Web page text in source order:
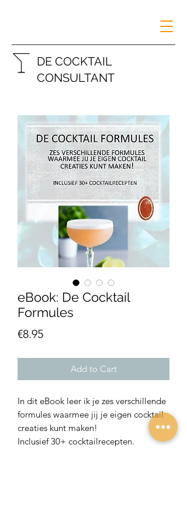
DE COCKTAIL
CONSULTANT
eBook: De Cocktail
Formules
€8.95Price
Add to Cart
In dit eBook leer ik je zes verschillende
formules waarmee jij je eigen cocktail
creaties kunt maken!
Inclusief 30+ cocktailrecepten.